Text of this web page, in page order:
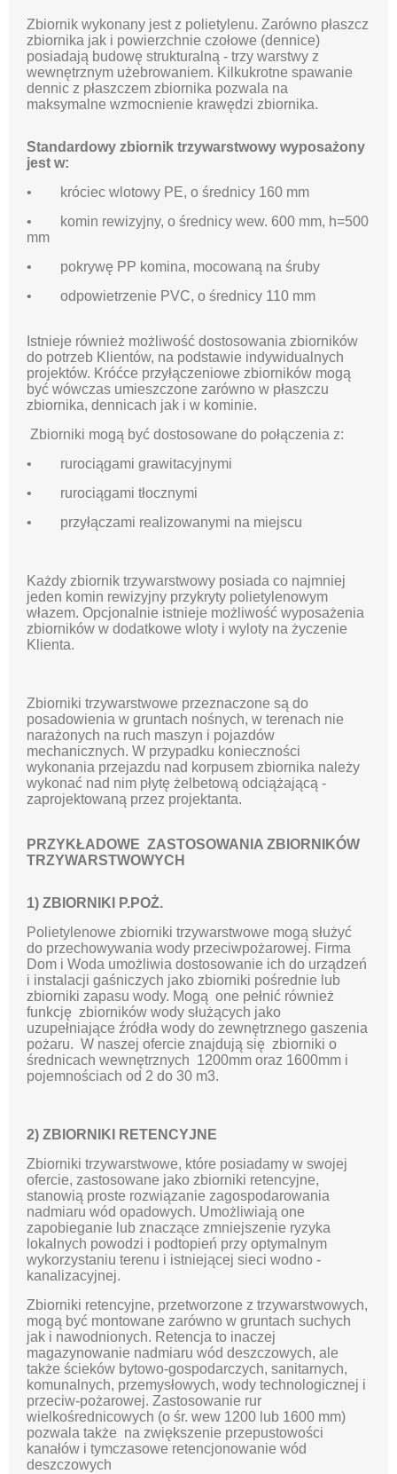
Zbiornik wykonany jest z polietylenu. Zarówno płaszcz
zbiornika jak i powierzchnie czołowe (dennice)
posiadają budowę strukturalną - trzy warstwy z
wewnętrznym użebrowaniem. Kilkukrotne spawanie
dennic z płaszczem zbiornika pozwala na
maksymalne wzmocnienie krawędzi zbiornika.
Standardowy zbiornik trzywarstwowy wyposażony
jest w:
• króciec wlotowy PE, o średnicy 160 mm
• komin rewizyjny, o średnicy wew. 600 mm, h=500
mm
• pokrywę PP komina, mocowaną na śruby
• odpowietrzenie PVC, o średnicy 110 mm
Istnieje również możliwość dostosowania zbiorników
do potrzeb Klientów, na podstawie indywidualnych
projektów. Króćce przyłączeniowe zbiorników mogą
być wówczas umieszczone zarówno w płaszczu
zbiornika, dennicach jak i w kominie.
Zbiorniki mogą być dostosowane do połączenia z:
• rurociągami grawitacyjnymi
• rurociągami tłocznymi
• przyłączami realizowanymi na miejscu
Każdy zbiornik trzywarstwowy posiada co najmniej
jeden komin rewizyjny przykryty polietylenowym
włazem. Opcjonalnie istnieje możliwość wyposażenia
zbiorników w dodatkowe wloty i wyloty na życzenie
Klienta.
Zbiorniki trzywarstwowe przeznaczone są do
posadowienia w gruntach nośnych, w terenach nie
narażonych na ruch maszyn i pojazdów
mechanicznych. W przypadku konieczności
wykonania przejazdu nad korpusem zbiornika należy
wykonać nad nim płytę żelbetową odciążającą -
zaprojektowaną przez projektanta.
PRZYKŁADOWE ZASTOSOWANIA ZBIORNIKÓW
TRZYWARSTWOWYCH
1) ZBIORNIKI P.POŻ.
Polietylenowe zbiorniki trzywarstwowe mogą służyć
do przechowywania wody przeciwpożarowej. Firma
Dom i Woda umożliwia dostosowanie ich do urządzeń
i instalacji gaśniczych jako zbiorniki pośrednie lub
zbiorniki zapasu wody. Mogą one pełnić również
funkcję zbiorników wody służących jako
uzupełniające źródła wody do zewnętrznego gaszenia
pożaru. W naszej ofercie znajdują się zbiorniki o
średnicach wewnętrznych 1200mm oraz 1600mm i
pojemnościach od 2 do 30 m3.
2) ZBIORNIKI RETENCYJNE
Zbiorniki trzywarstwowe, które posiadamy w swojej
ofercie, zastosowane jako zbiorniki retencyjne,
stanowią proste rozwiązanie zagospodarowania
nadmiaru wód opadowych. Umożliwiają one
zapobieganie lub znaczące zmniejszenie ryzyka
lokalnych powodzi i podtopień przy optymalnym
wykorzystaniu terenu i istniejącej sieci wodno -
kanalizacyjnej.
Zbiorniki retencyjne, przetworzone z trzywarstwowych,
mogą być montowane zarówno w gruntach suchych
jak i nawodnionych. Retencja to inaczej
magazynowanie nadmiaru wód deszczowych, ale
także ścieków bytowo-gospodarczych, sanitarnych,
komunalnych, przemysłowych, wody technologicznej i
przeciw-pożarowej. Zastosowanie rur
wielkośrednicowych (o śr. wew 1200 lub 1600 mm)
pozwala także na zwiększenie przepustowości
kanałów i tymczasowe retencjonowanie wód
deszczowych